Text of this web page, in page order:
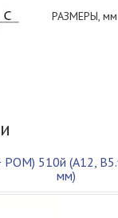
РАЗМЕРЫ,
510й (A12,
мм)